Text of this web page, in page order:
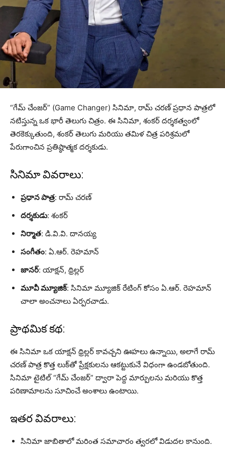
“గేమ్ చేంజర్” (Game Changer) సినిమా, రామ్ చరణ్ ప్రధాన పాత్రలో
నటిస్తున్న ఒక భారీ తెలుగు చిత్రం. ఈ సినిమా, శంకర్ దర్శకత్వంలో
తెరకెక్కుతుంది, శంకర్ తెలుగు మరియు తమిళ చిత్ర పరిశ్రమలో
పేరుగాంచిన ప్రతిష్ఠాత్మక దర్శకుడు.
సినిమా వివరాలు:
ప్రధాన పాత్ర: రామ్ చరణ్
దర్శకుడు: శంకర్
నిర్మాత: డి.వి.వి. దానయ్య
సంగీతం: ఏ.ఆర్. రెహమాన్
జానర్: యాక్షన్, థ్రిల్లర్
మూవీ మ్యూజిక్: సినిమా మ్యూజిక్ రేటింగ్ కోసం ఏ.ఆర్. రెహమాన్
చాలా అంచనాలు ఏర్పరచాడు.
ప్రాథమిక కథ:
ఈ సినిమా ఒక యాక్షన్ థ్రిల్లర్ కావచ్చని ఊహలు ఉన్నాయి, అలాగే రామ్
చరణ్ పాత్ర కొత్త లుక్‌తో ప్రేక్షకులను ఆకట్టుకునే విధంగా ఉండబోతుంది.
సినిమా టైటిల్ “గేమ్ చేంజర్” ద్వారా పెద్ద మార్పులను మరియు కొత్త
పరిణామాలను సూచించే అంశాలు ఉంటాయి.
ఇతర వివరాలు:
సినిమా జాబితాలో మరింత సమాచారం త్వరలో విడుదల కానుంది.